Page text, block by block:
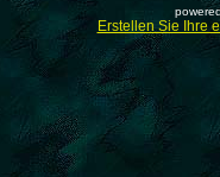
Erstellen Sie Ihre